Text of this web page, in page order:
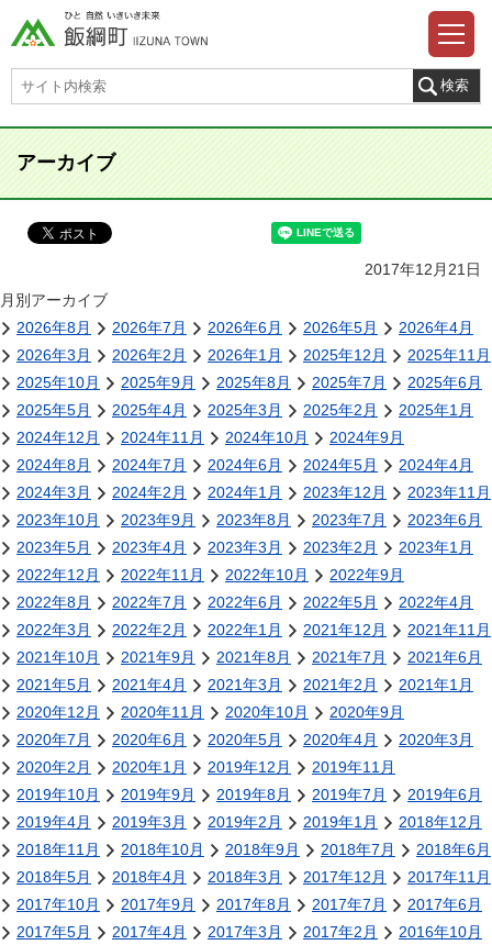
アーカイブ
2017年12月21日
月別アーカイブ
2026年8月
2026年7月 2026年6月 2026年5月
2026年4月
2026年3月
2026年2月 2026年1月 2025年12月
2025年11月
2025年10月
2025年9月 2025年8月 2025年7月
2025年6月
2025年5月
2025年4月 2025年3月 2025年2月
2025年1月
2024年12月
2024年11月 2024年10月
2024年9月
2024年8月
2024年7月 2024年6月 2024年5月
2024年4月
2024年3月
2024年2月 2024年1月 2023年12月
2023年11月
2023年10月
2023年9月 2023年8月 2023年7月
2023年6月
2023年5月
2023年4月 2023年3月 2023年2月
2023年1月
2022年12月
2022年11月 2022年10月
2022年9月
2022年8月
2022年7月 2022年6月 2022年5月
2022年4月
2022年3月
2022年2月 2022年1月 2021年12月
2021年11月
2021年10月
2021年9月 2021年8月 2021年7月
2021年6月
2021年5月
2021年4月 2021年3月 2021年2月
2021年1月
2020年12月
2020年11月 2020年10月
2020年9月
2020年7月
2020年6月 2020年5月 2020年4月
2020年3月
2020年2月
2020年1月 2019年12月
2019年11月
2019年10月
2019年9月 2019年8月 2019年7月
2019年6月
2019年4月
2019年3月 2019年2月 2019年1月
2018年12月
2018年11月
2018年10月 2018年9月 2018年7月
2018年6月
2018年5月
2018年4月 2018年3月 2017年12月
2017年11月
2017年10月
2017年9月 2017年8月 2017年7月
2017年6月
2017年5月
2017年4月 2017年3月 2017年2月
2016年10月